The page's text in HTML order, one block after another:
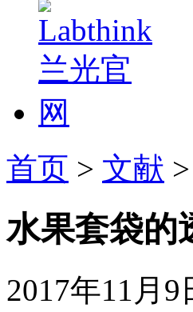
首页 > 文献
水果套袋的
2017年11月9